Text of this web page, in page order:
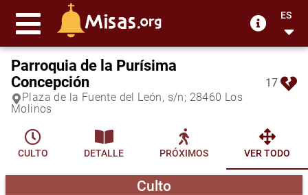
ES
Parroquia de la Purísima
Concepción
Plaza de la Fuente del León, s/n; 28460 Los
Molinos
17
CULTO DETALLE PRÓXIMOS VER TODO
Culto